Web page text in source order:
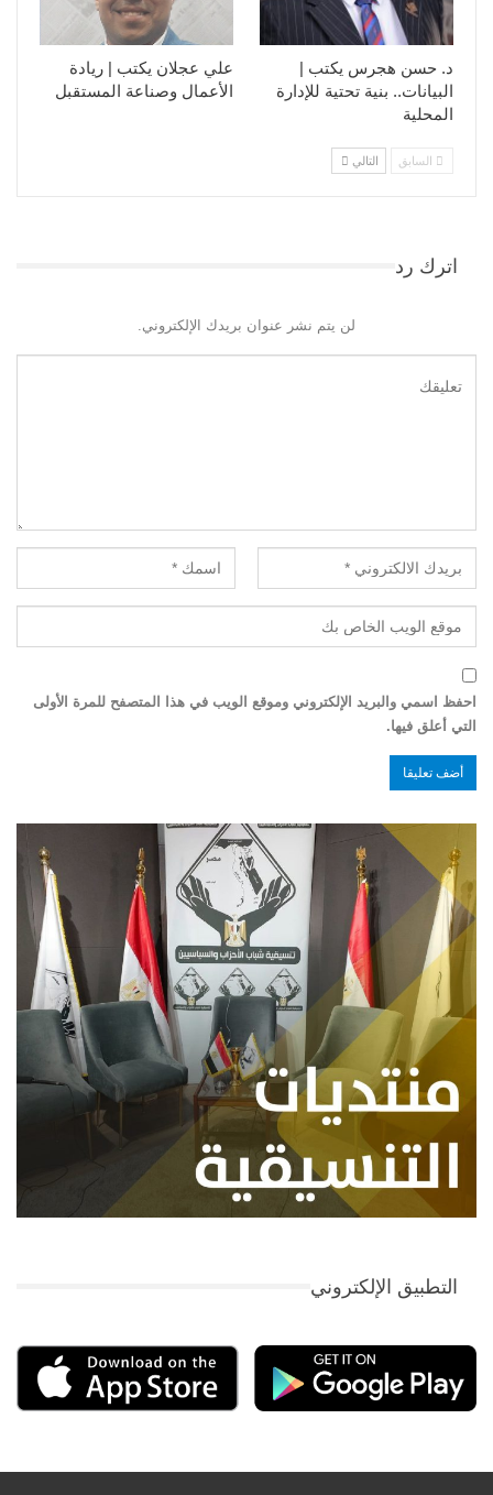
علي عجلان يكتب | ريادة
الأعمال وصناعة المستقبل
د. حسن هجرس يكتب |
البيانات.. بنية تحتية للإدارة
المحلية
السابق التالي
اترك رد
لن يتم نشر عنوان بريدك الإلكتروني.
احفظ اسمي والبريد الإلكتروني وموقع الويب في هذا المتصفح للمرة الأولى
التي أعلق فيها.
التطبيق الإلكتروني